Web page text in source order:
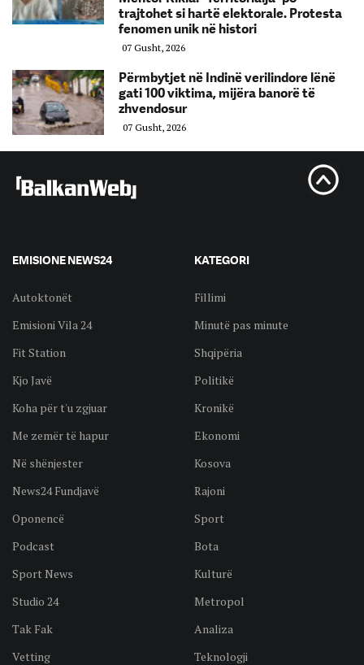
trajtohet si hartë elektorale. Protesta
fenomen unik në histori
07 Gusht, 2026
Përmbytjet në Indinë verilindore lënë
gati 100 viktima, mijëra banorë të
zhvendosur
07 Gusht, 2026
EMISIONE NEWS24
Autoktonët
Emisioni Vila 24
Fit Station
Kjo Javë
Koha për t'u zgjuar
Me zemër të hapur
Në shënjester
News24 Fundjavë
Oponencë
Podcast
Sport News
Studio 24
Tak Fak
Vetting
KATEGORI
Fillimi
Minutë pas minute
Shqipëria
Politikë
Kronikë
Ekonomi
Kosova
Rajoni
Sport
Bota
Kulturë
Metropol
Analiza
Teknologji